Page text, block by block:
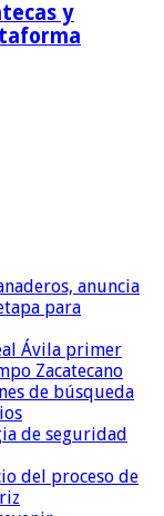
y
anuncia
para
Ávila primer
Zacatecano
de búsqueda
de seguridad
del proceso de